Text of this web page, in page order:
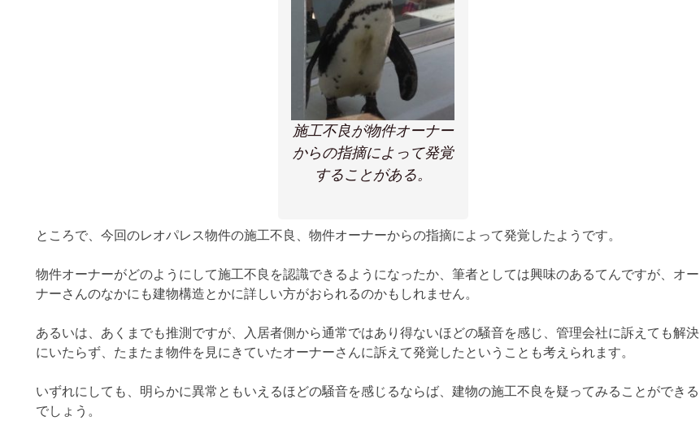
施工不良が物件オーナー
からの指摘によって発覚
することがある。
ところで、今回のレオパレス物件の施工不良、物件オーナーからの指摘によって発覚したようです。
物件オーナーがどのようにして施工不良を認識できるようになったか、筆者としては興味のあるてんですが、オー
ナーさんのなかにも建物構造とかに詳しい方がおられるのかもしれません。
あるいは、あくまでも推測ですが、入居者側から通常ではあり得ないほどの騒音を感じ、管理会社に訴えても解決
にいたらず、たまたま物件を見にきていたオーナーさんに訴えて発覚したということも考えられます。
いずれにしても、明らかに異常ともいえるほどの騒音を感じるならば、建物の施工不良を疑ってみることができる
でしょう。